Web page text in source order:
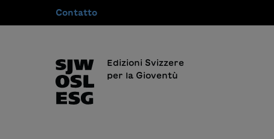
Passa alla navigazione principale
Contatto
Edizioni Svizzere
per la Gioventù